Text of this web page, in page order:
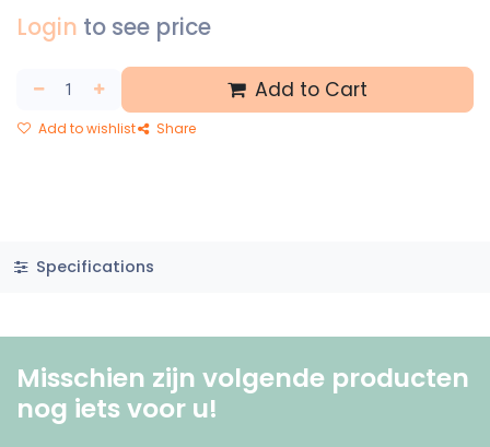
Login to see price
Add to Cart
Add to wishlist Share
Specifications
Misschien zijn volgende producten
nog iets voor u! ​